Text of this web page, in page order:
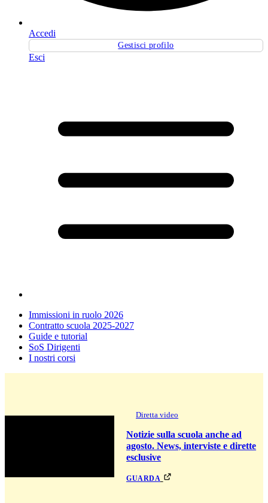
Accedi
Gestisci profilo
Esci
Immissioni in ruolo 2026
Contratto scuola 2025-2027
Guide e tutorial
SoS Dirigenti
I nostri corsi
Diretta video
Notizie sulla scuola anche ad
agosto. News, interviste e dirette
esclusive
guarda